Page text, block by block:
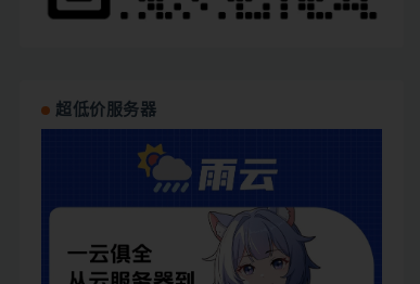
超低价服务器